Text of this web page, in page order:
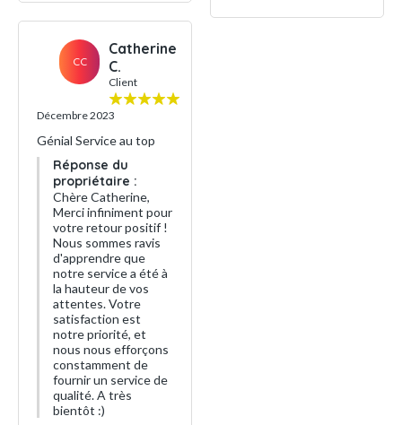
CC
Catherine
C.
Client
Décembre 2023
Génial Service au top
Réponse du
propriétaire :
Chère Catherine,
Merci infiniment pour
votre retour positif !
Nous sommes ravis
d'apprendre que
notre service a été à
la hauteur de vos
attentes. Votre
satisfaction est
notre priorité, et
nous nous efforçons
constamment de
fournir un service de
qualité. A très
bientôt :)